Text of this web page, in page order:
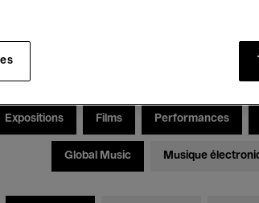
Expositions Films Performances
Global Music Musique